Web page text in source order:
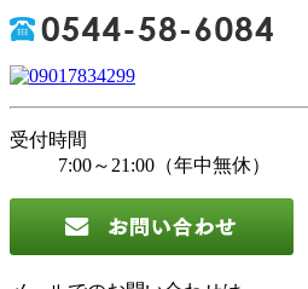
受付時間
7:00～21:00（年中無休）